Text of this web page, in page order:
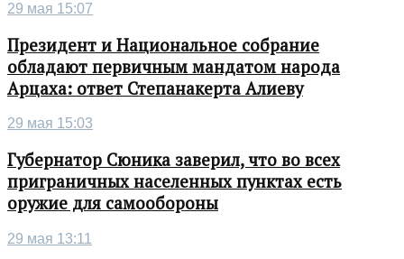
29 мая 15:07
Президент и Национальное собрание
обладают первичным мандатом народа
Арцаха: ответ Степанакерта Алиеву
29 мая 15:03
Губернатор Сюника заверил, что во всех
приграничных населенных пунктах есть
оружие для самообороны
29 мая 13:11